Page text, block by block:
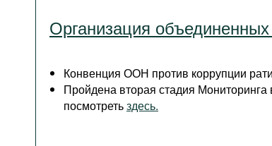
Организация
Конвенция ООН против коррупции
Пройдена вторая стадия
посмотретьздесь.